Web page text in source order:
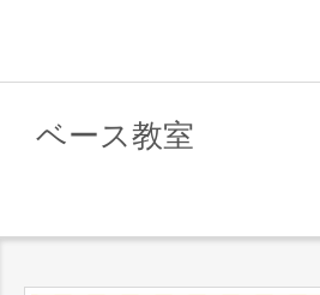
ベース教室